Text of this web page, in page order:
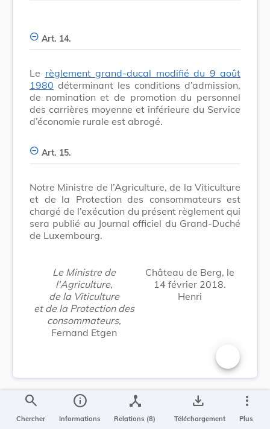
Art. 14.
Le règlement grand-ducal modifié du 9 août
1980 déterminant les conditions d’admission,
de nomination et de promotion du personnel
des carrières moyenne et inférieure du Service
d’économie rurale est abrogé.
Art. 15.
Notre Ministre de l’Agriculture, de la Viticulture
et de la Protection des consommateurs est
chargé de l’exécution du présent règlement qui
sera publié au Journal officiel du Grand-Duché
de Luxembourg.
Le Ministre de
l'Agriculture,
de la Viticulture
et de la Protection des
consommateurs,
Fernand Etgen
Château de Berg, le
14 février 2018.
Henri
Changer la
search
Chercher
info
Informations
device_hub
Relations (8)
save_alt
Téléchargement
more_vert
Plus